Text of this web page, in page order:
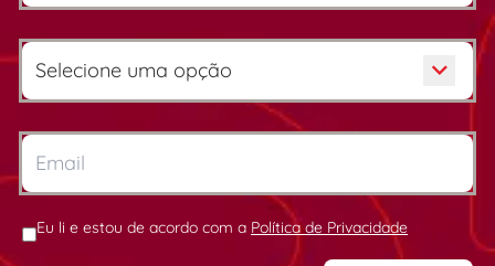
Eu li e estou de acordo com a Política de Privacidade